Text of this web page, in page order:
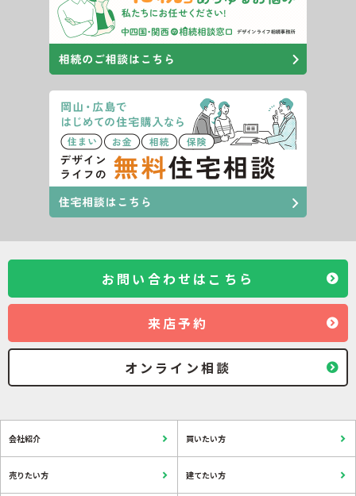
お問い合わせはこちら
来店予約
オンライン相談
会社紹介 買いたい方
売りたい方 建てたい方